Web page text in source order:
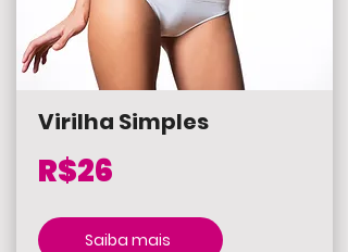
Virilha Simples
R$26
Saiba mais